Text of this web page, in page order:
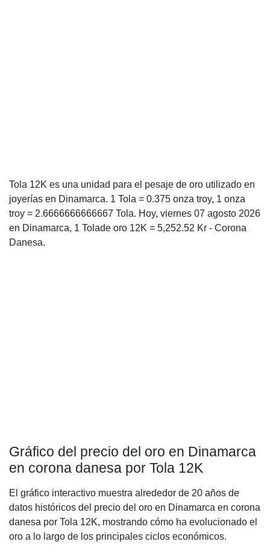
Tola 12K es una unidad para el pesaje de oro utilizado en
joyerías en Dinamarca. 1 Tola = 0.375 onza troy, 1 onza
troy = 2.6666666666667 Tola. Hoy, viernes 07 agosto 2026
en Dinamarca, 1 Tolade oro 12K = 5,252.52 Kr - Corona
Danesa.
Gráfico del precio del oro en Dinamarca
en corona danesa por Tola 12K
El gráfico interactivo muestra alrededor de 20 años de
datos históricos del precio del oro en Dinamarca en corona
danesa por Tola 12K, mostrando cómo ha evolucionado el
oro a lo largo de los principales ciclos económicos.